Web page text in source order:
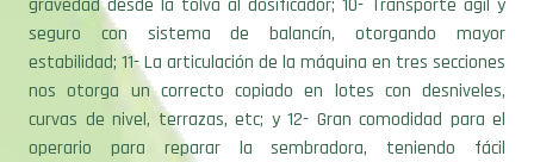
gravedad desde la tolva al dosificador; 10- Transporte ágil y
seguro con sistema de balancín, otorgando mayor
estabilidad; 11- La articulación de la máquina en tres secciones
nos otorga un correcto copiado en lotes con desniveles,
curvas de nivel, terrazas, etc; y 12- Gran comodidad para el
operario para reparar la sembradora, teniendo fácil